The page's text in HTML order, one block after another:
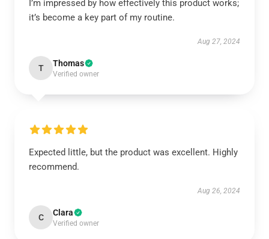
I’m impressed by how effectively this product works;
it’s become a key part of my routine.
Aug 27, 2024
T Thomas
Verified owner
Expected little, but the product was excellent. Highly
recommend.
Aug 26, 2024
C Clara
Verified owner